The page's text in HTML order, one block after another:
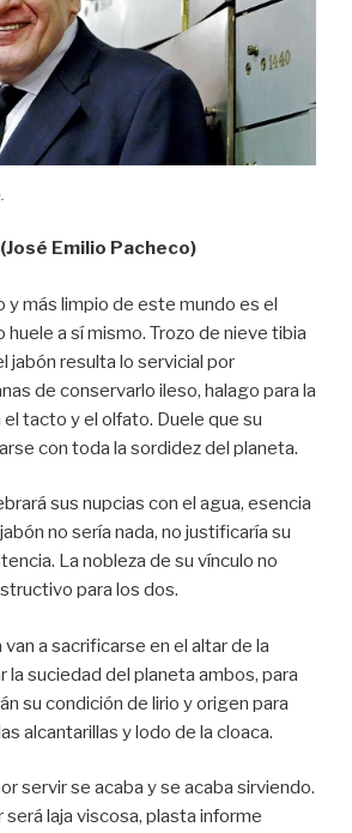
Emilio Pacheco)
y más limpio de este mundo es el
huele a sí mismo. Trozo de nieve tibia
jabón resulta lo servicial por
de conservarlo ileso, halago para la
tacto y el olfato. Duele que su
con toda la sordidez del planeta.
sus nupcias con el agua, esencia
no sería nada, no justificaría su
La nobleza de su vínculo no
para los dos.
a sacrificarse en el altar de la
la suciedad del planeta ambos, para
su condición de lirio y origen para
alcantarillas y lodo de la cloaca.
servir se acaba y se acaba sirviendo.
laja viscosa, plasta informe